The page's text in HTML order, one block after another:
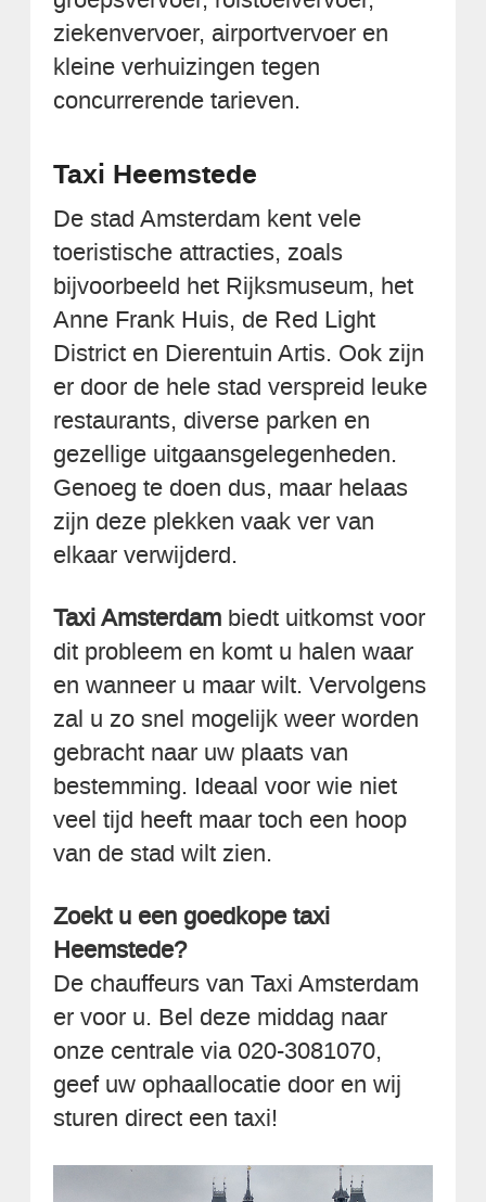
ziekenvervoer, airportvervoer en
kleine verhuizingen tegen
concurrerende tarieven.
Taxi Heemstede
De stad Amsterdam kent vele
toeristische attracties, zoals
bijvoorbeeld het Rijksmuseum, het
Anne Frank Huis, de Red Light
District en Dierentuin Artis. Ook zijn
er door de hele stad verspreid leuke
restaurants, diverse parken en
gezellige uitgaansgelegenheden.
Genoeg te doen dus, maar helaas
zijn deze plekken vaak ver van
elkaar verwijderd.
Taxi Amsterdam biedt uitkomst voor
dit probleem en komt u halen waar
en wanneer u maar wilt. Vervolgens
zal u zo snel mogelijk weer worden
gebracht naar uw plaats van
bestemming. Ideaal voor wie niet
veel tijd heeft maar toch een hoop
van de stad wilt zien.
Zoekt u een goedkope taxi
Heemstede?
De chauffeurs van Taxi Amsterdam
er voor u. Bel deze middag naar
onze centrale via 020-3081070,
geef uw ophaallocatie door en wij
sturen direct een taxi!